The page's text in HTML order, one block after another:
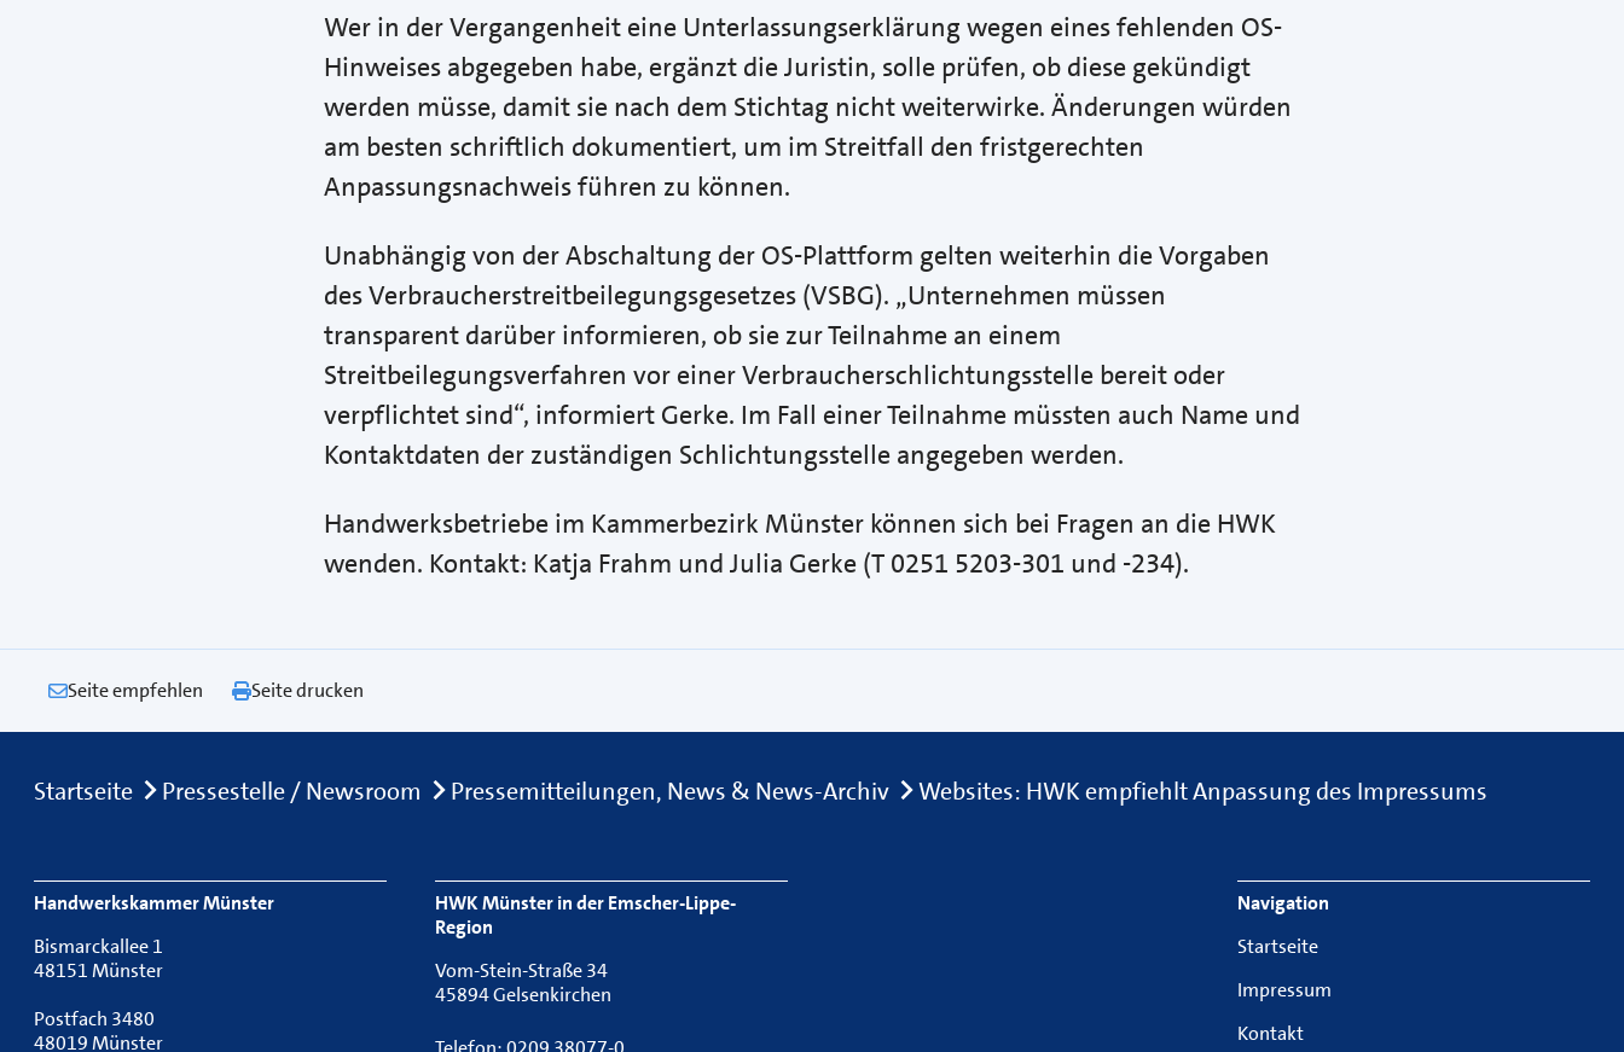
Wer in der Vergangenheit eine Unterlassungserklärung wegen eines fehlenden OS-
Hinweises abgegeben habe, ergänzt die Juristin, solle prüfen, ob diese gekündigt
werden müsse, damit sie nach dem Stichtag nicht weiterwirke. Änderungen würden
am besten schriftlich dokumentiert, um im Streitfall den fristgerechten
Anpassungsnachweis führen zu können.
Unabhängig von der Abschaltung der OS-Plattform gelten weiterhin die Vorgaben
des Verbraucherstreitbeilegungsgesetzes (VSBG). „Unternehmen müssen
transparent darüber informieren, ob sie zur Teilnahme an einem
Streitbeilegungsverfahren vor einer Verbraucherschlichtungsstelle bereit oder
verpflichtet sind“, informiert Gerke. Im Fall einer Teilnahme müssten auch Name und
Kontaktdaten der zuständigen Schlichtungsstelle angegeben werden.
Handwerksbetriebe im Kammerbezirk Münster können sich bei Fragen an die HWK
wenden. Kontakt: Katja Frahm und Julia Gerke (T 0251 5203-301 und -234).
Seite empfehlen Seite drucken
Breadcrumb
Startseite Pressestelle / Newsroom Pressemitteilungen, News & News-Archiv Websites: HWK empfiehlt Anpassung des Impressums
Footer Navigation
Handwerkskammer Münster
Bismarckallee 1
48151 Münster
Postfach 3480
48019 Münster
HWK Münster in der Emscher-Lippe-
Region
Vom-Stein-Straße 34
45894 Gelsenkirchen
Navigation
Startseite
Impressum
Kontakt